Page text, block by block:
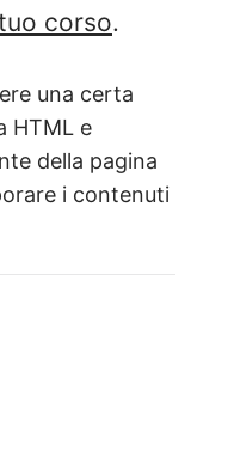
corso.
una certa
HTML e
della pagina
i contenuti